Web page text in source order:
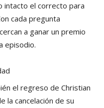
intacto el correcto para
cada pregunta
a ganar un premio
episodio.
el regreso de Christian
la cancelación de su